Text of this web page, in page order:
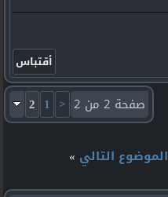
صفحة 2 من 2 <
1
2
الموضوع التالي »